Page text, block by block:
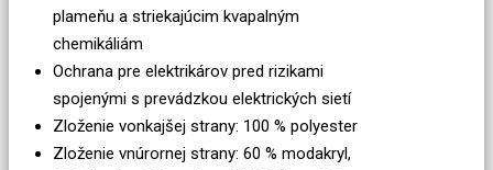
plameňu a striekajúcim kvapalným
chemikáliám
Ochrana pre elektrikárov pred rizikami
spojenými s prevádzkou elektrických sietí
Zloženie vonkajšej strany: 100 % polyester
Zloženie vnúrornej strany: 60 % modakryl,